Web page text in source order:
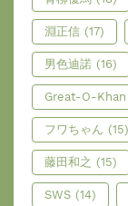
淵正信 (17)
男色迪諾 (16)
Great-O-Khan
フワちゃん (15)
藤田和之 (15)
SWS (14)